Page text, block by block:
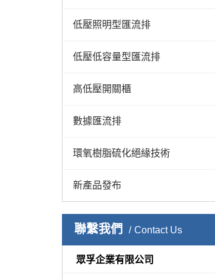
低壓照明型匯流排
低壓低容量型匯流排
高低壓開關櫃
數據匯流排
環氧樹脂硫化絕緣技術
新產品發布
聯繫我們 Contact Us
眾孚企業有限公司